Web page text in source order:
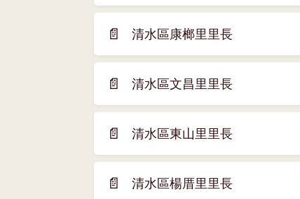
窗)
開
新
視
窗)
📄 清水區康榔里里長
(另
開
新
視
窗)
📄 清水區文昌里里長
(另
開
新
視
窗)
📄 清水區東山里里長
(另
開
新
視
📄 清水區楊厝里里長
(另